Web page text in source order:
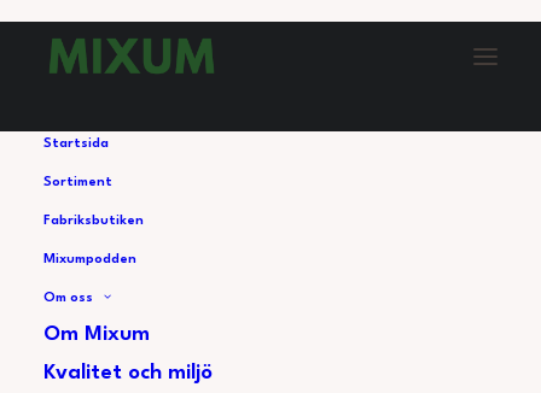
Startsida
Sortiment
Fabriksbutiken
Mixumpodden
Om oss
Om Mixum
Kvalitet och miljö
46. Livet som arbetsledare på
Mixum